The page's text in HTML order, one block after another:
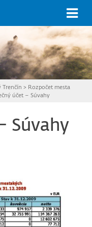
Trenčín > Rozpočet mesta
účet – Súvahy
Súvahy